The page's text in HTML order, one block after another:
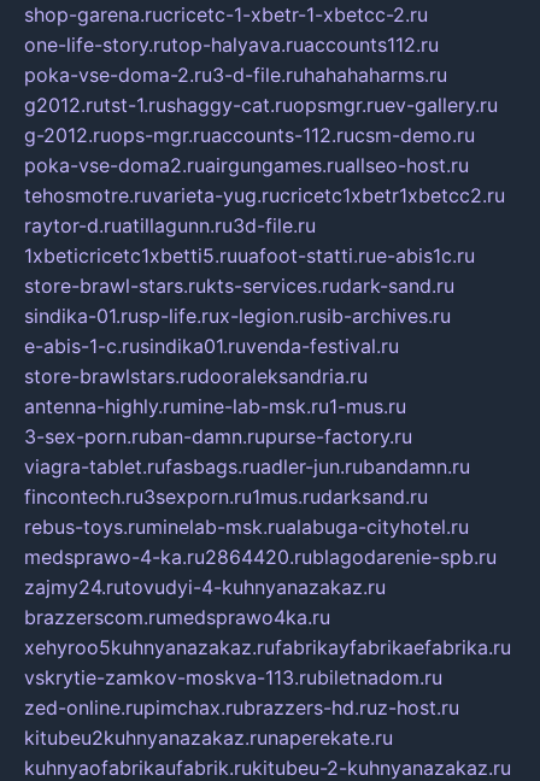
shop-garena.rucricetc-1-xbetr-1-xbetcc-2.ru
one-life-story.rutop-halyava.ruaccounts112.ru
poka-vse-doma-2.ru3-d-file.ruhahahaharms.ru
g2012.rutst-1.rushaggy-cat.ruopsmgr.ruev-gallery.ru
g-2012.ruops-mgr.ruaccounts-112.rucsm-demo.ru
poka-vse-doma2.ruairgungames.ruallseo-host.ru
tehosmotre.ruvarieta-yug.rucricetc1xbetr1xbetcc2.ru
raytor-d.ruatillagunn.ru3d-file.ru
1xbeticricetc1xbetti5.ruuafoot-statti.rue-abis1c.ru
store-brawl-stars.rukts-services.rudark-sand.ru
sindika-01.rusp-life.rux-legion.rusib-archives.ru
e-abis-1-c.rusindika01.ruvenda-festival.ru
store-brawlstars.rudooraleksandria.ru
antenna-highly.rumine-lab-msk.ru1-mus.ru
3-sex-porn.ruban-damn.rupurse-factory.ru
viagra-tablet.rufasbags.ruadler-jun.rubandamn.ru
fincontech.ru3sexporn.ru1mus.rudarksand.ru
rebus-toys.ruminelab-msk.rualabuga-cityhotel.ru
medsprawo-4-ka.ru2864420.rublagodarenie-spb.ru
zajmy24.rutovudyi-4-kuhnyanazakaz.ru
brazzerscom.rumedsprawo4ka.ru
xehyroo5kuhnyanazakaz.rufabrikayfabrikaefabrika.ru
vskrytie-zamkov-moskva-113.rubiletnadom.ru
zed-online.rupimchax.rubrazzers-hd.ruz-host.ru
kitubeu2kuhnyanazakaz.runaperekate.ru
kuhnyaofabrikaufabrik.rukitubeu-2-kuhnyanazakaz.ru